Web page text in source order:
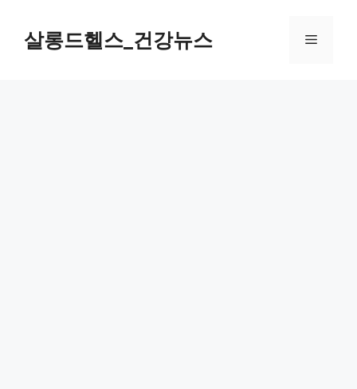
살롱드헬스_건강뉴스 메